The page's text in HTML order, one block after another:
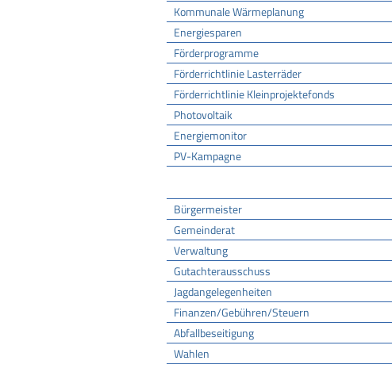
Kommunale Wärmeplanung
Energiesparen
Förderprogramme
Förderrichtlinie Lasterräder
Förderrichtlinie Kleinprojektefonds
Photovoltaik
Energiemonitor
PV-Kampagne
Bürgermeister
Gemeinderat
Verwaltung
Gutachterausschuss
Jagdangelegenheiten
Finanzen/Gebühren/Steuern
Abfallbeseitigung
Wahlen